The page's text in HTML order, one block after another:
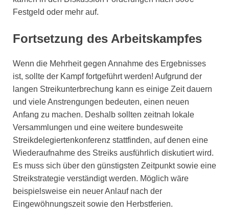
Festgeld oder mehr auf.
Fortsetzung des Arbeitskampfes
Wenn die Mehrheit gegen Annahme des Ergebnisses
ist, sollte der Kampf fortgeführt werden! Aufgrund der
langen Streikunterbrechung kann es einige Zeit dauern
und viele Anstrengungen bedeuten, einen neuen
Anfang zu machen. Deshalb sollten zeitnah lokale
Versammlungen und eine weitere bundesweite
Streikdelegiertenkonferenz stattfinden, auf denen eine
Wiederaufnahme des Streiks ausführlich diskutiert wird.
Es muss sich über den günstigsten Zeitpunkt sowie eine
Streikstrategie verständigt werden. Möglich wäre
beispielsweise ein neuer Anlauf nach der
Eingewöhnungszeit sowie den Herbstferien.